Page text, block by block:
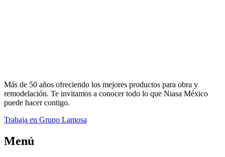
Más de 50 años ofreciendo los mejores productos para obra y
remodelación. Te invitamos a conocer todo lo que Niasa México
puede hacer contigo.
Trabaja en Grupo Lamosa
Menú